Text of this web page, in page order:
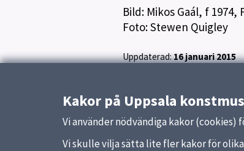
Bild: Mikos Gaál, f
Foto: Stewen Quigley
Uppdaterad:16 januari 2015
Kakor på Uppsala
Vi använder nödvändiga kakor
Vi skulle vilja sätta lite fler kakor för